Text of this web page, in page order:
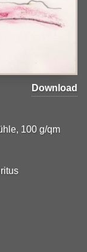
Download
100 g/qm